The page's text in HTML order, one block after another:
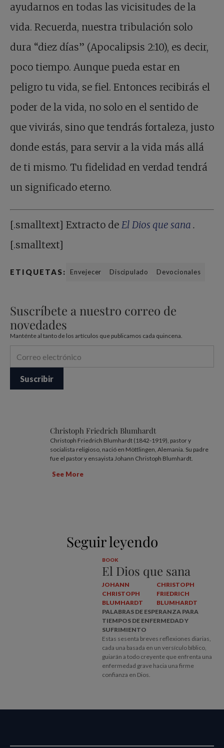
ayudarnos en todas las vicisitudes de la
vida. Recuerda, nuestra tribulación solo
dura “diez días” (Apocalipsis 2:10), es decir,
poco tiempo. Aunque pueda estar en
peligro tu vida, se fiel. Entonces recibirás el
poder de la vida, no solo en el sentido de
que vivirás, sino que tendrás fortaleza, justo
donde estás, para servir a la vida más allá
de ti mismo. Tu fidelidad en verdad tendrá
un significado eterno.
[.smalltext] Extracto de El Dios que sana .
[.smalltext]
ETIQUETAS: Envejecer Discipulado Devocionales
Suscríbete a nuestro correo de
novedades
Manténte al tanto de los artículos que publicamos cada quincena.
Christoph Friedrich Blumhardt
Christoph Friedrich Blumhardt (1842-1919), pastor y
socialista religioso, nació en Möttlingen, Alemania. Su padre
fue el pastor y ensayista Johann Christoph Blumhardt.
See More
Seguir leyendo
BOOK
El Dios que sana
JOHANN
CHRISTOPH
BLUMHARDT
CHRISTOPH
FRIEDRICH
BLUMHARDT
PALABRAS DE ESPERANZA PARA
TIEMPOS DE ENFERMEDAD Y
SUFRIMIENTO
Estas sesenta breves reflexiones diarias,
cada una basada en un versículo bíblico,
guiarán a todo creyente que enfrenta una
enfermedad grave hacia una firme
confianza en Dios.